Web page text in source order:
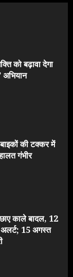
को बढ़ावा देगा
अभियान
की टक्कर में
गंभीर
काले बादल, 12
अलर्ट; 15 अगस्त